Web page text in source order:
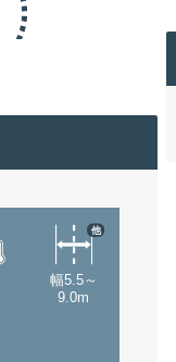
幅5.5～
9.0m
他